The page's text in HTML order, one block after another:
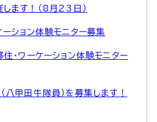
ます！（8月23日）
ーション体験モニター募集
住・ワーケーション体験モニター
八甲田牛隊員）を募集します！